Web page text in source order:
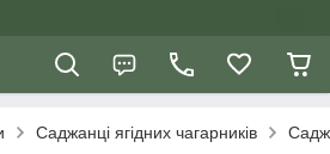
Саджанці ягідних чагарників